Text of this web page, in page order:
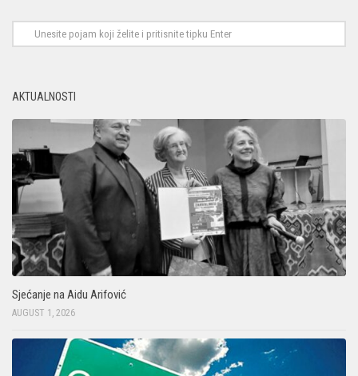
AKTUALNOSTI
Sjećanje na Aidu Arifović
AUGUST 1, 2026